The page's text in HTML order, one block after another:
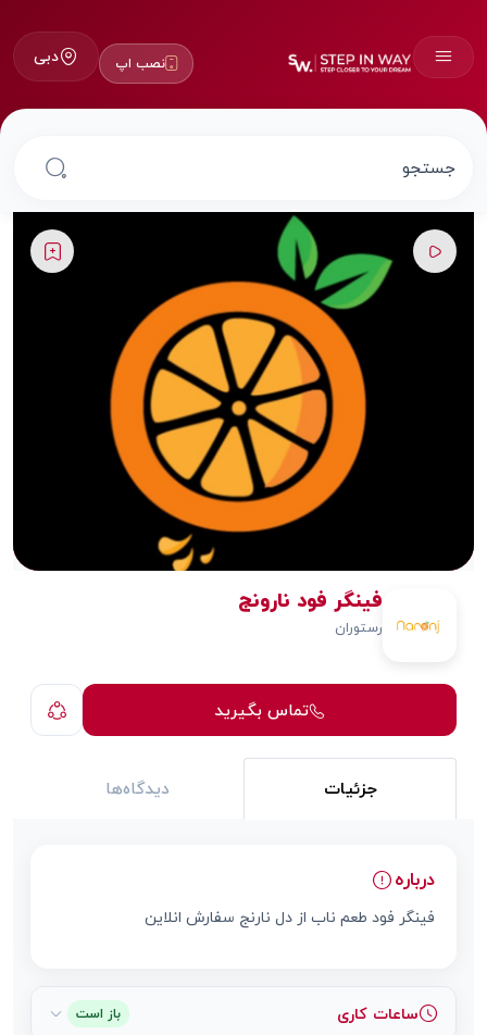
نصب اپ دبی
فینگر فود نارونج
رستوران
تماس بگیرید
جزئیات دیدگاه‌ها
درباره
فینگر فود طعم ناب از دل نارنج سفارش انلاین
ساعات کاری باز است